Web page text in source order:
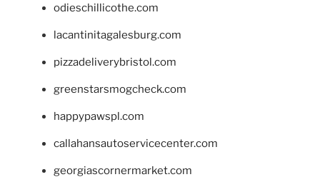
odieschillicothe.com
lacantinitagalesburg.com
pizzadeliverybristol.com
greenstarsmogcheck.com
happypawspl.com
callahansautoservicecenter.com
georgiascornermarket.com